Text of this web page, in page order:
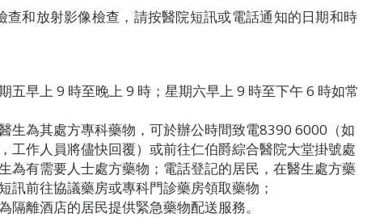
查和放射影像檢查，請按醫院短訊或電話通知的日期和時
五早上 9 時至晚上 9 時；星期六早上 9 時至下午 6 時如常
生為其處方專科藥物，可於辦公時間致電8390 6000（如
工作人員將儘快回覆）或前往仁伯爵綜合醫院大堂掛號處
為有需要人士處方藥物；電話登記的居民，在醫生處方藥
訊前往協議藥房或專科門診藥房領取藥物；
隔離酒店的居民提供緊急藥物配送服務。